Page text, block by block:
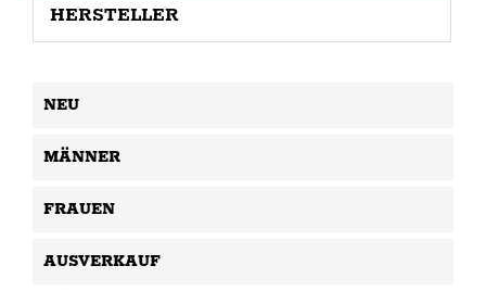
HERSTELLER
NEU
MÄNNER
FRAUEN
AUSVERKAUF